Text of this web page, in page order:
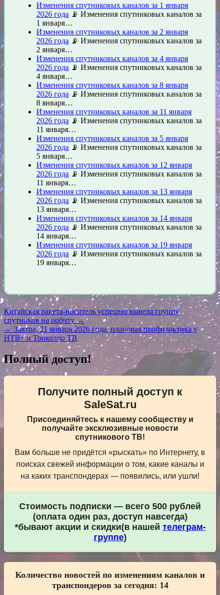
Изменения спутниковых каналов за 1 января
2026 года 📡 Изменения спутниковых каналов за
1 января…
Изменения спутниковых каналов за 2 января
2026 года 📡 Изменения спутниковых каналов за
2 января…
Изменения спутниковых каналов за 4 января
2026 года 📡 Изменения спутниковых каналов за
4 января…
Изменения спутниковых каналов за 8 января
2026 года 📡 Изменения спутниковых каналов за
8 января…
Изменения спутниковых каналов за 11 января
2026 года 📡 Изменения спутниковых каналов за
11 января…
Изменения спутниковых каналов за 5 января
2026 года 📡 Изменения спутниковых каналов за
5 января…
Изменения спутниковых каналов за 12 января
2026 года 📡 Изменения спутниковых каналов за
11 января…
Изменения спутниковых каналов за 13 января
2026 года 📡 Изменения спутниковых каналов за
13 января…
Изменения спутниковых каналов за 14 января
2026 года 📡 Изменения спутниковых каналов за
14 января…
Изменения спутниковых каналов за 19 января
2026 года 📡 Изменения спутниковых каналов за
19 января…
Навигация
по
записям
Китайская ракета-носитель успешно вывела группу
спутников на орбиту →
← Завтра, 21 января 2026 года, плановая профилактика у
НТВ+ и Триколор ТВ
Полный доступ!
Получите полный доступ к
SaleSat.ru
Присоединяйтесь к нашему сообществу и
получайте эксклюзивные новости
спутникового ТВ!
Вам больше не придётся «рыскать» по Интернету, в
поисках свежей информации о том, какие каналы и
на каких транспондерах — появились, или ушли!
Стоимость подписки — всего 500 рублей
(оплата один раз, доступ навсегда)
*бывают акции и скидки(в нашей телеграм-
группе)
Количество новостей по изменениям каналов и
транспондеров за сегодня: 14